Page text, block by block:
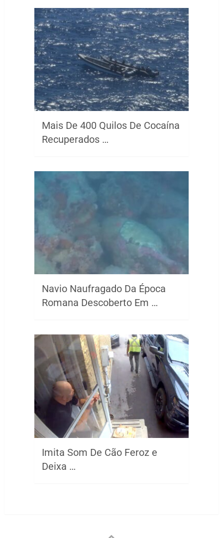
Mais De 400 Quilos De Cocaína
Recuperados …
Navio Naufragado Da Época
Romana Descoberto Em …
Imita Som De Cão Feroz e
Deixa …